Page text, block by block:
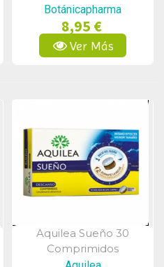
Comprimidos
Botánicapharma
8,95 €
Ver Más
Vista Rápida
Aquilea Sueño 30
Comprimidos